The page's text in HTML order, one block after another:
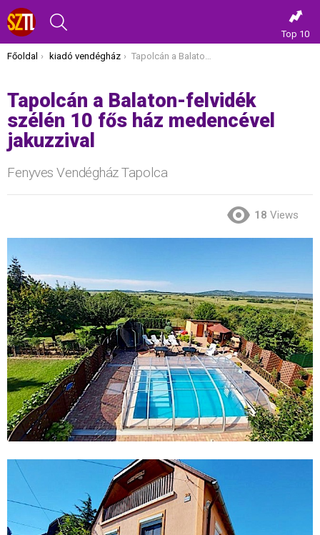
Top 10
Itt vagy most:
Főoldal kiadó vendégház Tapolcán a Balaton-felvidék szélén 10 fős ház medencével jakuzzival
Tapolcán a Balaton-felvidék
szélén 10 fős ház medencével
jakuzzival
Fenyves Vendégház Tapolca
18 Views